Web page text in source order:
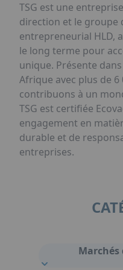
TSG est une
direction et le groupe
entrepreneurial HLD,
le long terme pour
unique. Présente
Afrique avec plus de
contribuons à un
TSG est certifiée
engagement en
durable et de
entreprises.